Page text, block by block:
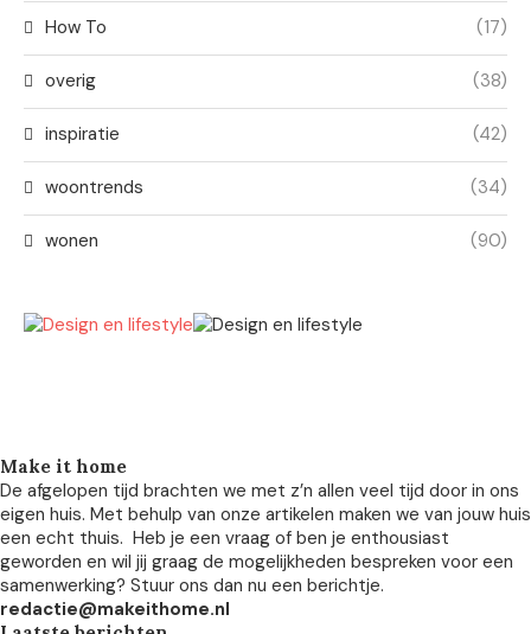
How To (17)
overig (38)
inspiratie (42)
woontrends (34)
wonen (90)
Make it home
De afgelopen tijd brachten we met z’n allen veel tijd door in ons
eigen huis. Met behulp van onze artikelen maken we van jouw huis
een echt thuis. Heb je een vraag of ben je enthousiast
geworden en wil jij graag de mogelijkheden bespreken voor een
samenwerking? Stuur ons dan nu een berichtje.
redactie@makeithome.nl